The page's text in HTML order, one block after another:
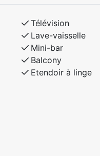
Télévision
Lave-vaisselle
Mini-bar
Balcony
Etendoir à linge